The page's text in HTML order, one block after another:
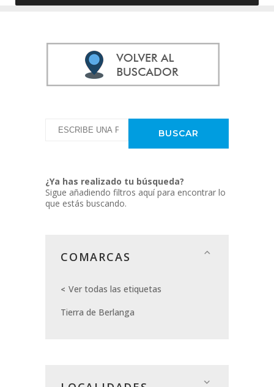
¿Ya has realizado tu búsqueda?
Sigue añadiendo filtros aquí para encontrar lo
que estás buscando.
COMARCAS
Ver todas las etiquetas
Tierra de Berlanga